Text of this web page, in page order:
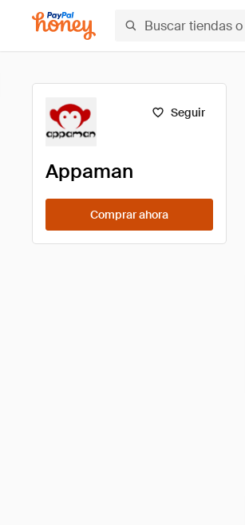
Seguir
Appaman
Comprar ahora